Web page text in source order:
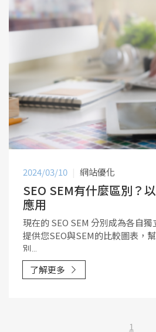
2024/03/10 網站優化
SEO SEM有什麼區別？
應用
現在的 SEO SEM 分別成為各自
提供您SEO與SEM的比較圖表，
別...
了解更多
1